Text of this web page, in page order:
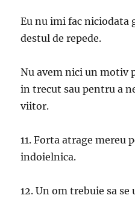
Eu nu imi fac
destul de repede.
Nu avem nici un motiv
in trecut sau pentru a
viitor.
11. Forta atrage mereu
indoielnica.
12. Un om trebuie sa se